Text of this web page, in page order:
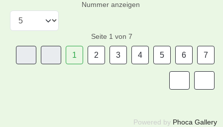
Nummer anzeigen
Seite 1 von 7
1 2 3 4 5 6 7
Powered by Phoca Gallery